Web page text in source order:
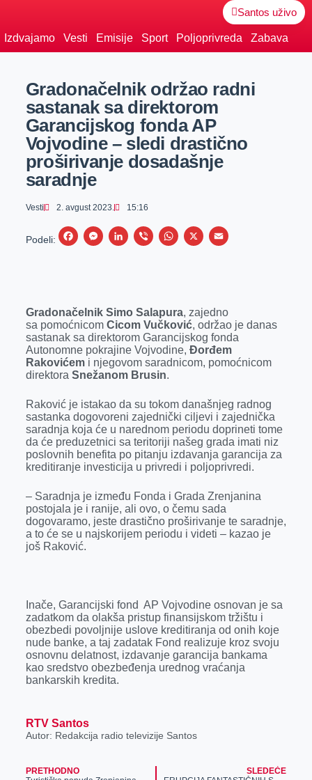
Santos uživo
Izdvajamo Vesti Emisije Sport Poljoprivreda Zabava
Gradonačelnik održao radni
sastanak sa direktorom
Garancijskog fonda AP
Vojvodine – sledi drastično
proširivanje dosadašnje
saradnje
Vesti 2. avgust 2023. 15:16
Podeli:
F
b
o
o
k
M
e
n
g
e
L
e
d
I
n
V
r
W
s
A
p
X
E
l
Gradonačelnik Simo Salapura, zajedno
sa pomoćnicomCicom Vučković, održao je danas
sastanak sa direktorom Garancijskog fonda
Autonomne pokrajine Vojvodine, Đorđem
Rakovićemi njegovom saradnicom, pomoćnicom
direktora Snežanom Brusin.
Raković je istakao da su tokom današnjeg radnog
sastanka dogovoreni zajednički ciljevi i zajednička
saradnja koja će u narednom periodu doprineti tome
da će preduzetnici sa teritoriji našeg grada imati niz
poslovnih benefita po pitanju izdavanja garancija za
kreditiranje investicija u privredi i poljoprivredi.
– Saradnja je između Fonda i Grada Zrenjanina
postojala je i ranije, ali ovo, o čemu sada
dogovaramo, jeste drastično proširivanje te saradnje,
a to će se u najskorijem periodu i videti – kazao je
još Raković.
Inače, Garancijski fond AP Vojvodine osnovan je sa
zadatkom da olakša pristup finansijskom tržištu i
obezbedi povoljnije uslove kreditiranja od onih koje
nude banke, a taj zadatak Fond realizuje kroz svoju
osnovnu delatnost, izdavanje garancija bankama
kao sredstvo obezbeđenja urednog vraćanja
bankarskih kredita.
RTV Santos
Autor: Redakcija radio televizije Santos
PRETHODNO
SLEDEĆE